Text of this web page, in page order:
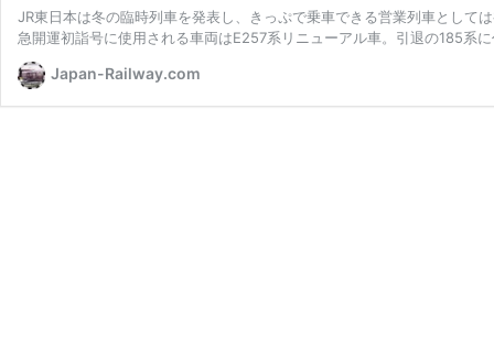
JR東日本は冬の臨時列車を発表し、きっぷで乗車できる営業列車とし
急開運初詣号に使用される車両はE257系リニューアル車。引退の185系
Japan-Railway.com